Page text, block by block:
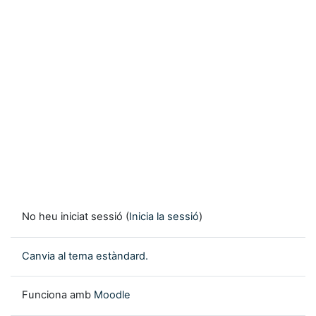
No heu iniciat sessió (Inicia la sessió)
Canvia al tema estàndard.
Funciona amb Moodle